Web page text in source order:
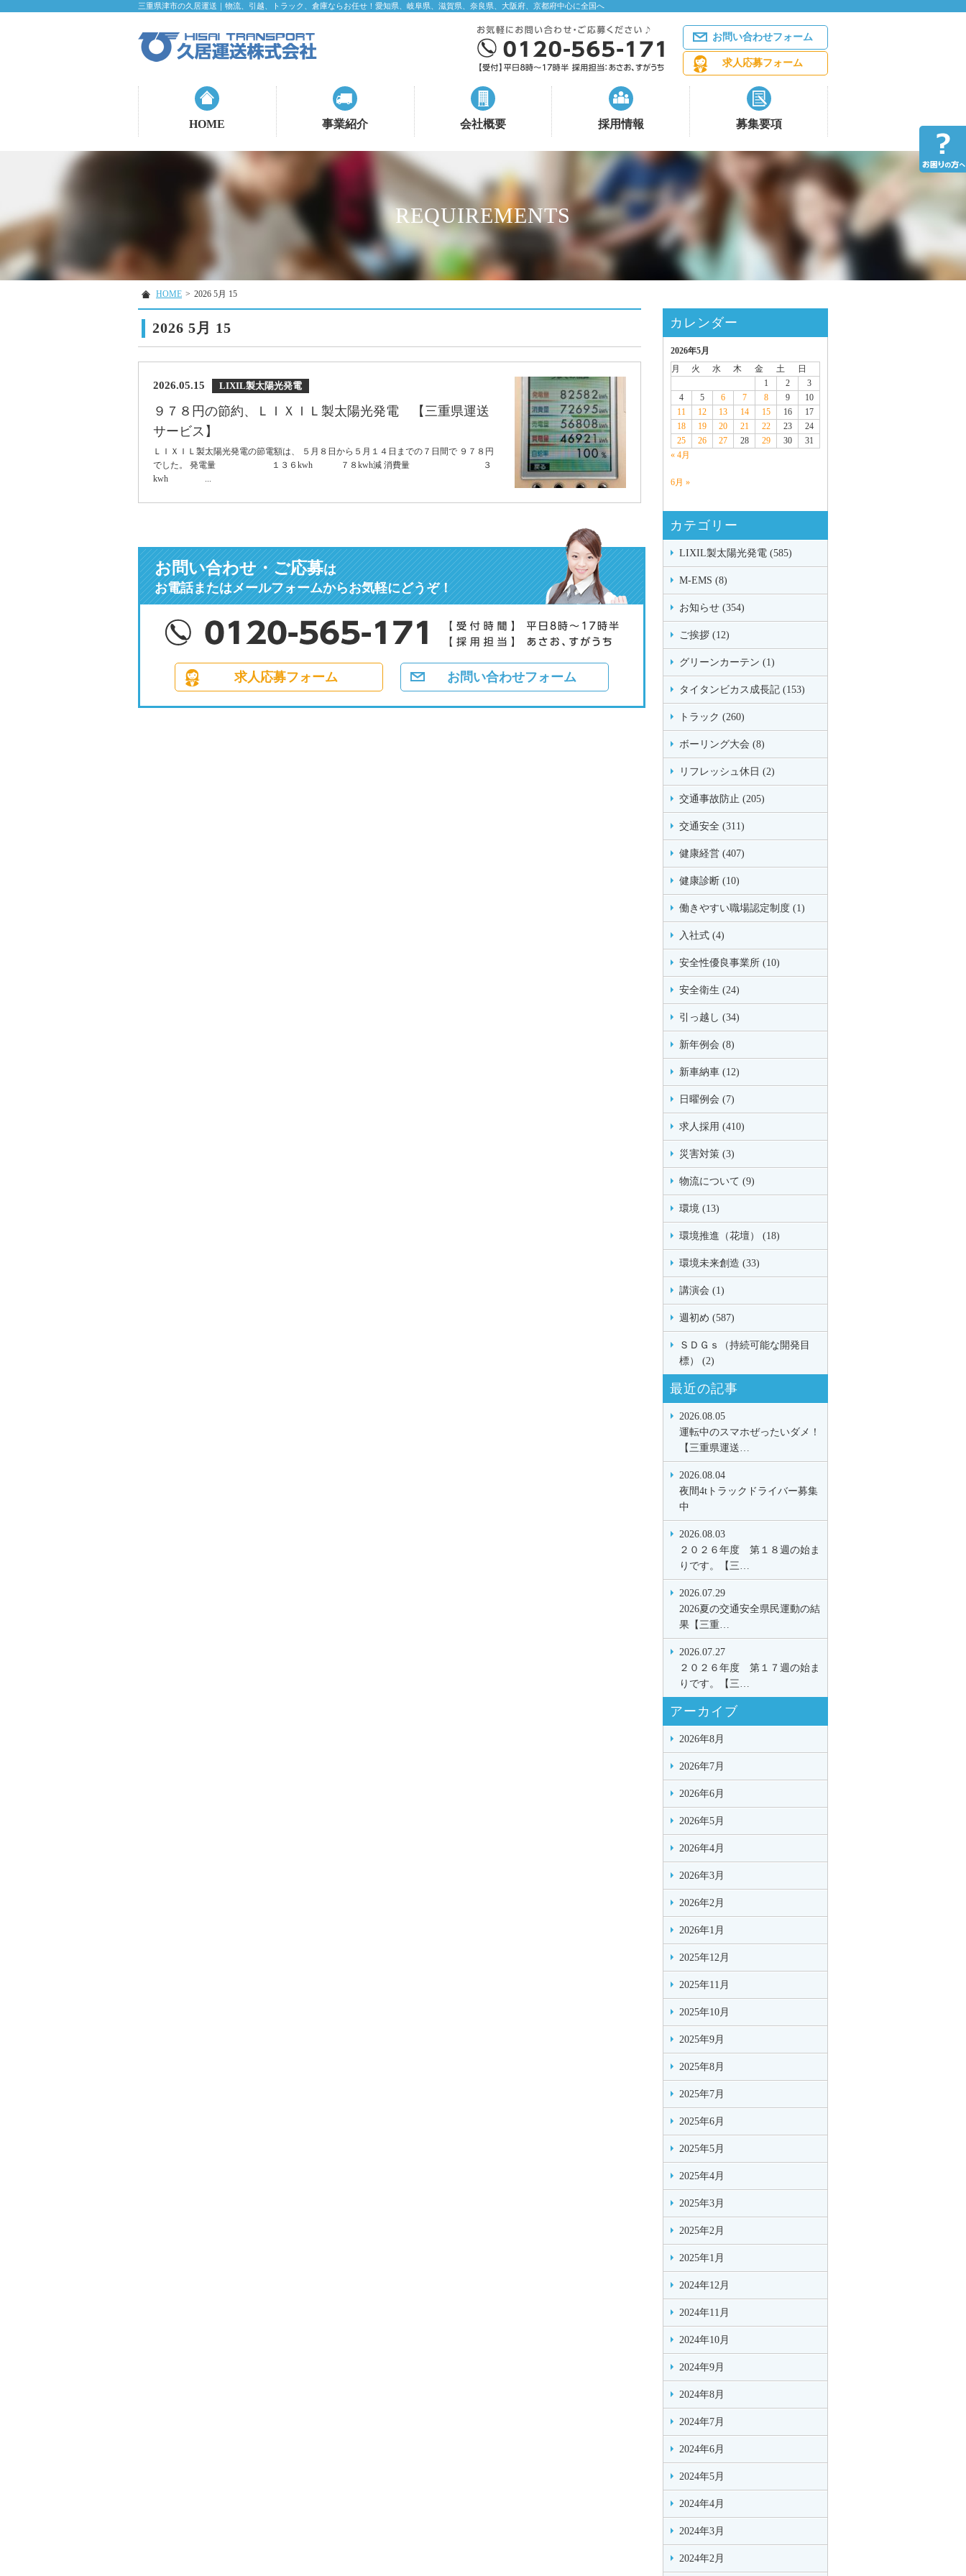
三重県津市の久居運送｜物流、引越、トラック、倉庫ならお任せ！愛知県、岐阜県、滋賀県、奈良県、大阪府、京都府中心に全国へ
お問い合わせフォーム
求人応募フォーム
HOME 事業紹介 会社概要 採用情報 募集要項
REQUIREMENTS
HOME > 2026 5月 15
2026 5月 15
2026.05.15 LIXIL製太陽光発電
９７８円の節約、ＬＩＸＩＬ製太陽光発電 【三重県運送
サービス】
ＬＩＸＩＬ製太陽光発電の節電額は、 ５月８日から５月１４日までの７日間で ９７８円
でした。 発電量 １３６kwh ７８kwh減 消費量 ３
kwh ...
お問い合わせ・ご応募は
お電話またはメールフォームからお気軽にどうぞ！
求人応募フォーム お問い合わせフォーム
カレンダー
2026年5月
月
火 水 木 金 土
日
1
2
3
4
5 6 7 8 9
10
11
12 13 14 15 16
17
18
19 20 21 22 23
24
25
26 27 28 29 30
31
« 4月
6月 »
カテゴリー
LIXIL製太陽光発電 (585)
M-EMS (8)
お知らせ (354)
ご挨拶 (12)
グリーンカーテン (1)
タイタンビカス成長記 (153)
トラック (260)
ボーリング大会 (8)
リフレッシュ休日 (2)
交通事故防止 (205)
交通安全 (311)
健康経営 (407)
健康診断 (10)
働きやすい職場認定制度 (1)
入社式 (4)
安全性優良事業所 (10)
安全衛生 (24)
引っ越し (34)
新年例会 (8)
新車納車 (12)
日曜例会 (7)
求人採用 (410)
災害対策 (3)
物流について (9)
環境 (13)
環境推進（花壇） (18)
環境未来創造 (33)
講演会 (1)
週初め (587)
ＳＤＧｓ（持続可能な開発目
標） (2)
最近の記事
2026.08.05
運転中のスマホぜったいダメ！
【三重県運送…
2026.08.04
夜間4tトラックドライバー募集
中
2026.08.03
２０２６年度 第１８週の始ま
りです。【三…
2026.07.29
2026夏の交通安全県民運動の結
果【三重…
2026.07.27
２０２６年度 第１７週の始ま
りです。【三…
アーカイブ
2026年8月
2026年7月
2026年6月
2026年5月
2026年4月
2026年3月
2026年2月
2026年1月
2025年12月
2025年11月
2025年10月
2025年9月
2025年8月
2025年7月
2025年6月
2025年5月
2025年4月
2025年3月
2025年2月
2025年1月
2024年12月
2024年11月
2024年10月
2024年9月
2024年8月
2024年7月
2024年6月
2024年5月
2024年4月
2024年3月
2024年2月